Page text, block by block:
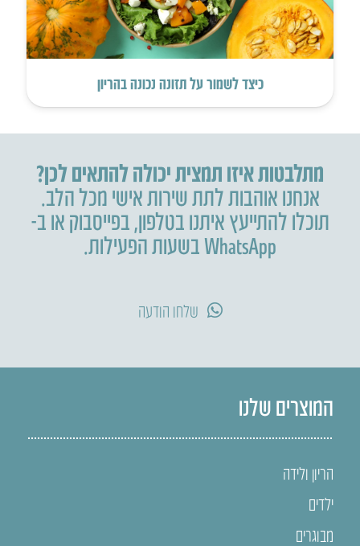
כיצד לשמור על תזונה נכונה בהריון
מתלבטות איזו תמצית יכולה להתאים לכן?
אנחנו אוהבות לתת שירות אישי מכל הלב.
תוכלו להתייעץ איתנו בטלפון,בפייסבוק או ב-
WhatsApp בשעות הפעילות.
שלחו הודעה
המוצרים שלנו
הריון ולידה
ילדים
מבוגרים